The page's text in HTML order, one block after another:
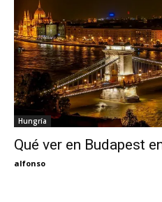
Hungría
Qué ver en Budapest
alfonso